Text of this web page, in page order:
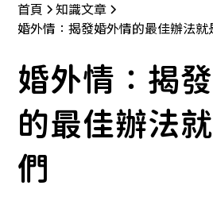
首頁
知識文章
婚外情：揭發婚外情的最佳辦法就
婚外情：揭
的最佳辦法
們